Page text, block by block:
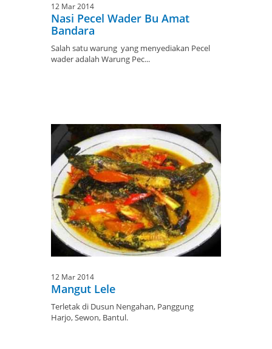
12 Mar 2014
Nasi Pecel Wader Bu Amat
Bandara
Salah satu warung yang menyediakan Pecel
wader adalah Warung Pec...
12 Mar 2014
Mangut Lele
Terletak di Dusun Nengahan, Panggung
Harjo, Sewon, Bantul.